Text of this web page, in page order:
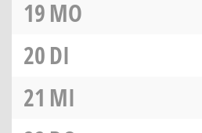
19MO
20DI
21 MI